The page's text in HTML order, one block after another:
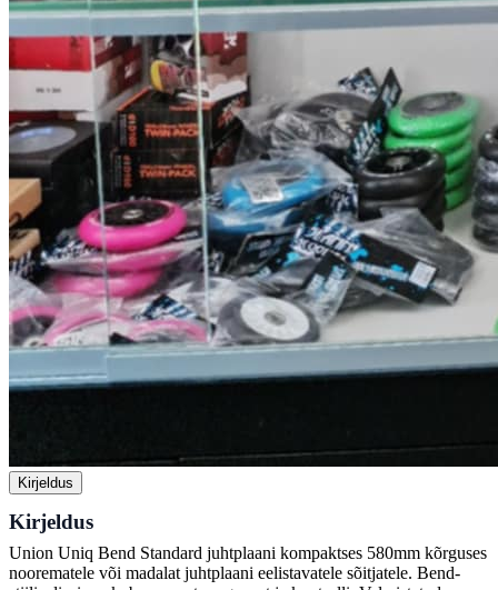
Kirjeldus
Kirjeldus
Union Uniq Bend Standard juhtplaani kompaktses 580mm kõrguses
noorematele või madalat juhtplaani eelistavatele sõitjatele. Bend-